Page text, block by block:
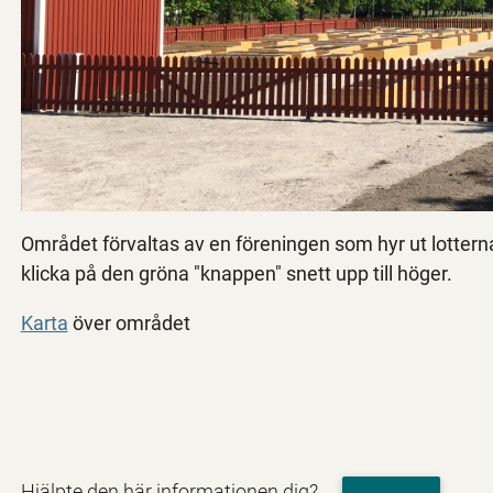
Området förvaltas av en föreningen som hyr ut
klicka på den gröna "knappen" snett upp till höger.
Karta över området